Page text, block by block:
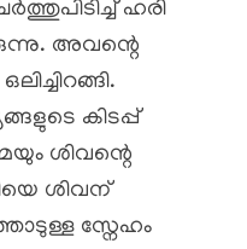
ഹരി
അവന്റെ
കിടപ്പ്
ശിവന്റെ
ശിവന്
സ്നേഹം